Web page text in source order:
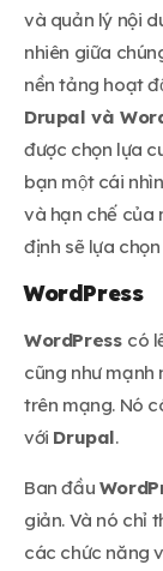
và quản lý nội
nhiên giữa
nền tảng hoạt
Drupal và
được chọn lựa
bạn một cái
và hạn chế của
định sẽ lựa
WordPress
WordPress có
cũng như mạnh
trên mạng. Nó
với Drupal.
Ban đầu
giản. Và nó chỉ
các chức năng